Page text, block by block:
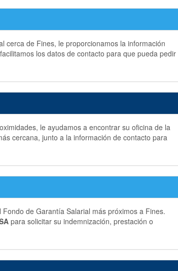
cerca de Fines, le proporcionamos la información
los datos de contacto para que pueda pedir
le ayudamos a encontrar su oficina de la
cercana, junto a la información de contacto para
de Garantía Salarial más próximos a Fines.
para solicitar su indemnización, prestación o